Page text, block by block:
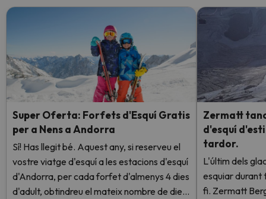
Super Oferta: Forfets d'Esquí Gratis
per a Nens a Andorra
Sí! Has llegit bé. Aquest any, si reserveu el
vostre viatge d'esquí a les estacions d'esquí
d'Andorra, per cada forfet d'almenys 4 dies
d'adult, obtindreu el mateix nombre de dies
Zermatt
d'esquí
tardor.
L'últim dels
esquiar durant
fi. Zermatt